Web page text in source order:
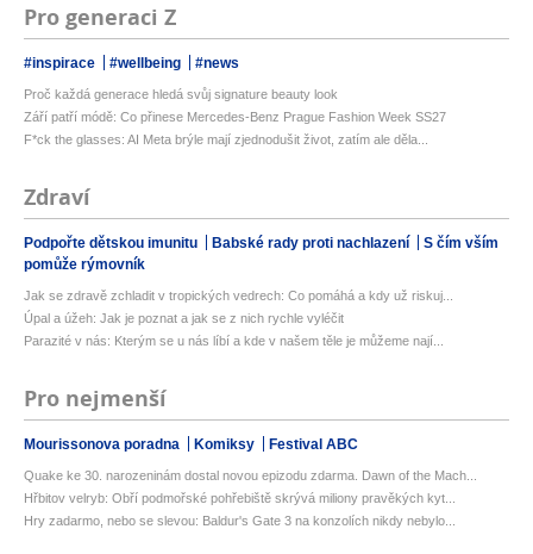
Pro generaci Z
#inspirace #wellbeing #news
Proč každá generace hledá svůj signature beauty look
Září patří módě: Co přinese Mercedes-Benz Prague Fashion Week SS27
F*ck the glasses: AI Meta brýle mají zjednodušit život, zatím ale děla...
Zdraví
Podpořte dětskou imunitu Babské rady proti nachlazení
S čím vším
pomůže rýmovník
Jak se zdravě zchladit v tropických vedrech: Co pomáhá a kdy už riskuj...
Úpal a úžeh: Jak je poznat a jak se z nich rychle vyléčit
Parazité v nás: Kterým se u nás líbí a kde v našem těle je můžeme nají...
Pro nejmenší
Mourissonova poradna Komiksy Festival ABC
Quake ke 30. narozeninám dostal novou epizodu zdarma. Dawn of the Mach...
Hřbitov velryb: Obří podmořské pohřebiště skrývá miliony pravěkých kyt...
Hry zadarmo, nebo se slevou: Baldur's Gate 3 na konzolích nikdy nebylo...